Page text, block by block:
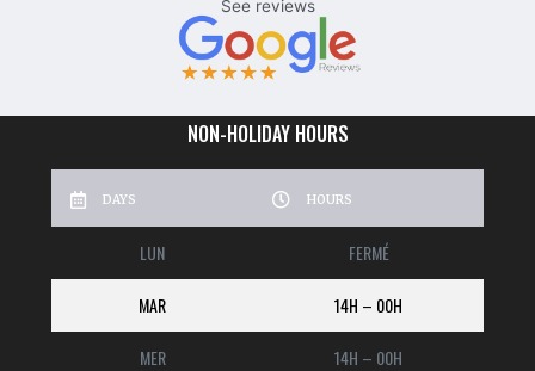
NON-HOLIDAY HOURS
DAYS HOURS
LUN FERMÉ
MAR 14H – 00H
MER 14H – 00H